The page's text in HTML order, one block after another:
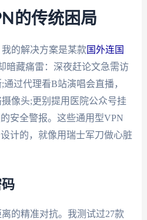
的传统困局
的解决方案是某款 国外连国
暗藏痛雷：深夜赶论文急需访
过代理看B站演唱会直播，
像头;更别提用医院公众号挂
安全警报。这些通用型VPN
计的，就像用瑞士军刀做心脏
的精准对抗。我测试过27款